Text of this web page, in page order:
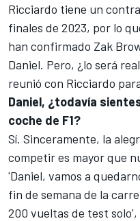
Ricciardo tiene un
finales de 2023, por lo
han confirmado Zak
Daniel. Pero, ¿lo será
reunió con Ricciardo
Daniel, ¿todavía
coche de F1?
Sí. Sinceramente, la
competir es mayor que
'Daniel, vamos a
fin de semana de la
200 vueltas de test